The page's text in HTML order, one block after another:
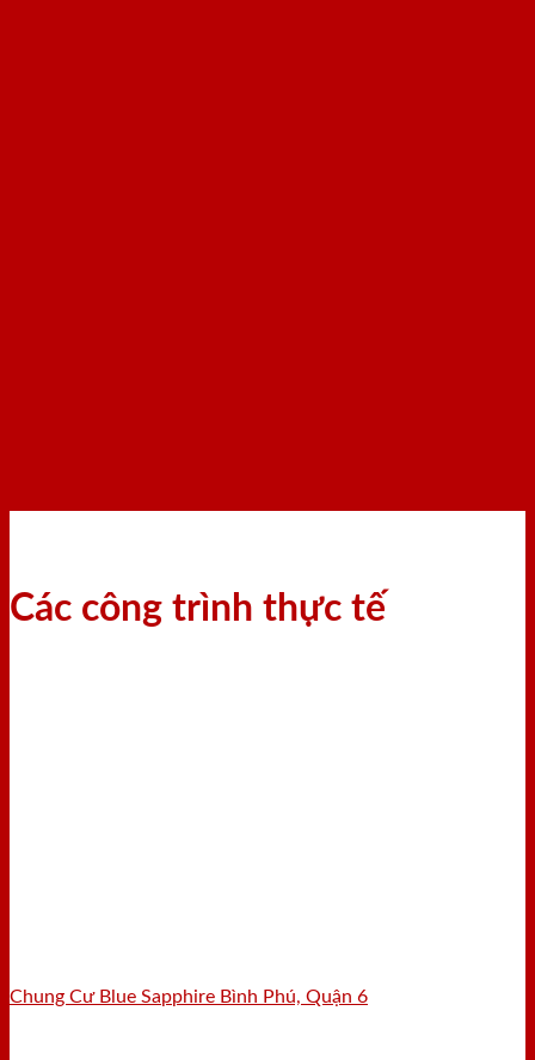
Các công trình thực tế
Chung Cư Blue Sapphire Bình Phú, Quận 6